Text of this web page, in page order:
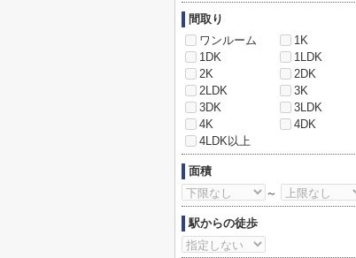
間取り
ワンルーム
1K
1DK
1LDK
2K
2DK
2LDK
3K
3DK
3LDK
4K
4DK
4LDK以上
面積
～
駅からの徒歩